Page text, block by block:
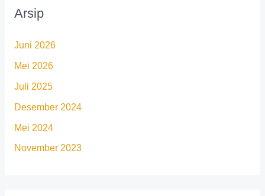
Arsip
Juni 2026
Mei 2026
Juli 2025
Desember 2024
Mei 2024
November 2023